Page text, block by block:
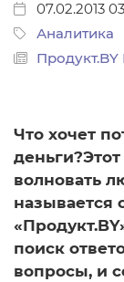
07.02.2013
Аналитика
Что хочет
волновать
называется
поиск
вопросы, и